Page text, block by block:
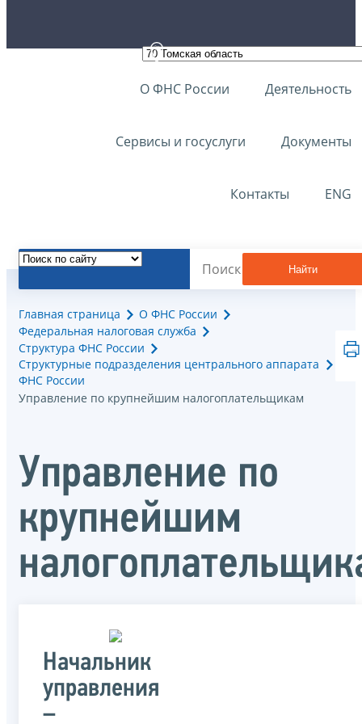
О ФНС России Деятельность
Сервисы и госуслуги Документы
Контакты ENG
Найти
Главная страница
О ФНС России
Федеральная налоговая служба
Структура ФНС России
Структурные подразделения центрального аппарата
ФНС России
Управление по крупнейшим налогоплательщикам
Управление по
крупнейшим
Начальник
управления
–